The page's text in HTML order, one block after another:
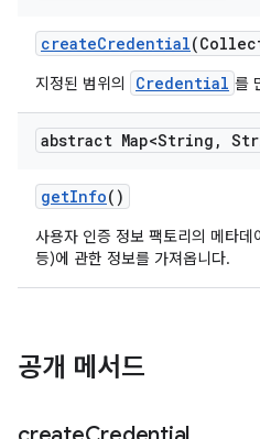
createCredential
지정된 범위의 Credential 를
abstract Map<String ,
getInfo()
사용자 인증 정보 팩토리의 메타
등)에 관한 정보를 가져옵니다.
공개 메서드